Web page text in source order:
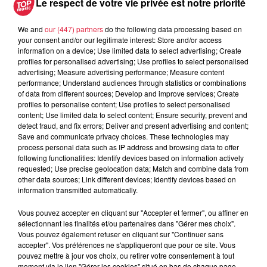
À découvrir également
We and our (447) partnersdo the following data processing based on
your consent and/or our legitimate interest: Store and/or access
information on a device; Use limited data to select advertising; Create
profiles for personalised advertising; Use profiles to select personalised
advertising; Measure advertising performance; Measure content
performance; Understand audiences through statistics or combinations
of data from different sources; Develop and improve services; Create
profiles to personalise content; Use profiles to select personalised
content; Use limited data to select content; Ensure security, prevent and
detect fraud, and fix errors; Deliver and present advertising and content;
Save and communicate privacy choices. These technologies may
process personal data such as IP address and browsing data to offer
following functionalities: Identify devices based on information actively
requested; Use precise geolocation data; Match and combine data from
other data sources; Link different devices; Identify devices based on
information transmitted automatically.
Vous pouvez accepter en cliquant sur "Accepter et fermer", ou affiner en
sélectionnant les finalités et/ou partenaires dans "Gérer mes choix".
Vous pouvez également refuser en cliquant sur "Continuer sans
accepter". Vos préférences ne s'appliqueront que pour ce site. Vous
pouvez mettre à jour vos choix, ou retirer votre consentement à tout